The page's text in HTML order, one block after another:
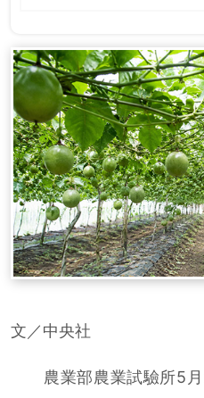
文／中央社
農業部農業試驗所5月